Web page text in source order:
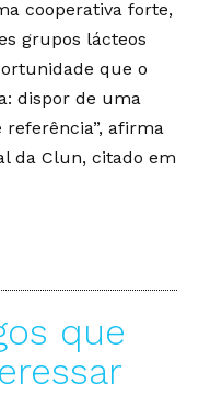
cooperativa forte,
grupos lácteos
que o
dispor de uma
afirma
da Clun, citado em
que